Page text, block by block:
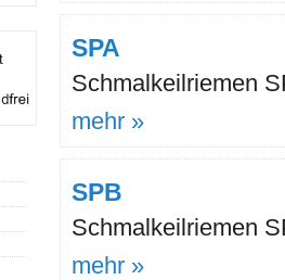
SPA
Schmalkeilriemen
mehr »
SPB
Schmalkeilriemen
mehr »